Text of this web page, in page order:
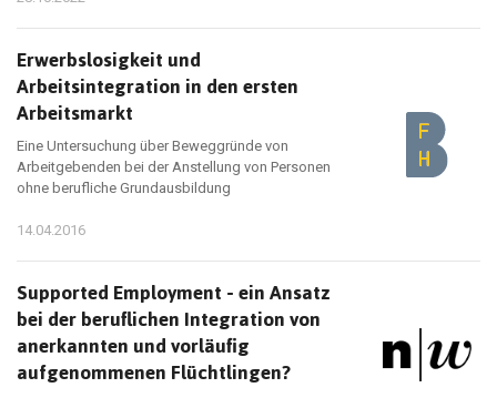
Erwerbslosigkeit und
Arbeitsintegration in den ersten
Arbeitsmarkt
Eine Untersuchung über Beweggründe von
Arbeitgebenden bei der Anstellung von Personen
ohne berufliche Grundausbildung
14.04.2016
Supported Employment - ein Ansatz
bei der beruflichen Integration von
anerkannten und vorläufig
aufgenommenen Flüchtlingen?